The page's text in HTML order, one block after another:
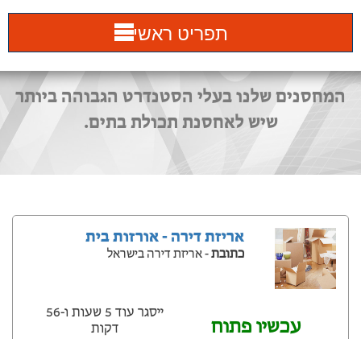
תפריט ראשי
המחסנים שלנו בעלי הסטנדרט הגבוהה ביותר
שיש לאחסנת תכולת בתים.
אריזת דירה - אורזות בית
כתובת- אריזת דירה בישראל
עכשיו פתוח
ייסגר עוד 5 שעות ‫ו-56
דקות